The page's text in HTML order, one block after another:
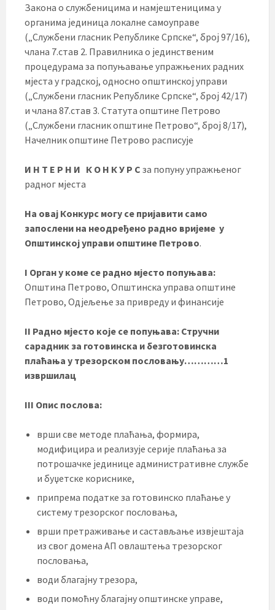
Закона о службеницима и намјештеницима у
органима јединица локалне самоуправе
(„Службени гласник Републике Српске“, број 97/16),
члана 7.став 2. Правилника о јединственим
процедурама за попуњавање упражњених радних
мјеста у градској, односно општинској управи
(„Службени гласник Републике Српске“, број 42/17)
и члана 87.став 3. Статута општине Петрово
(„Службени гласник општине Петрово“, број 8/17),
Начелник општине Петрово расписује
И Н Т Е Р Н И К О Н К У Р С за попуну упражњеног
радног мјеста
На овај Конкурс могу се пријавити само
запослени на неодређено радно вријеме у
Општинској управи општине Петрово.
I Орган у коме се радно мјесто попуњава:
Општина Петрово, Општинска управа општине
Петрово, Одјељење за привреду и финансије
II Радно мјесто које се попуњава: Стручни
сарадник за готовинска и безготовинска
плаћања у трезорском пословању…………1
извршилац
III Опис послова:
врши све методе плаћања, формира,
модифицира и реализује серије плаћања за
потрошачке јединице административне службе
и буџетске кориснике,
припрема податке за готовинско плаћање у
систему трезорског пословања,
врши претраживање и састављање извјештаја
из свог домена АП овлаштења трезорског
пословања,
води благајну трезора,
води помоћну благајну општинске управе,